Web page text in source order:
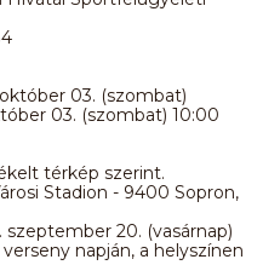
03. (szombat)
03. (szombat) 10:00
térkép szerint.
Stadion - 9400 Sopron,
szeptember 20. (vasárnap)
napján, a helyszínen